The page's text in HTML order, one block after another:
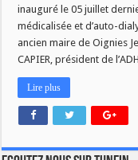
inauguré le 05 juillet
médicalisée et d’auto-
ancien maire de Oignies
CAPIER, président de
Lire plus